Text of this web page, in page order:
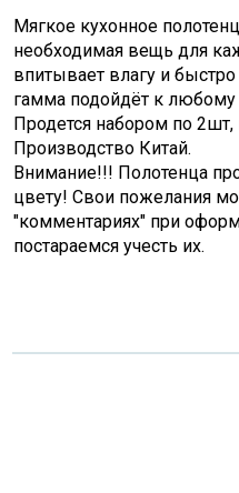
Мягкое кухонное
необходимая вещь для
впитывает влагу и
гамма подойдёт к любому
Продется набором по 2шт,
Производство Китай.
Внимание!!! Полотенца
цвету! Свои пожелания
"комментариях" при
постараемся учесть их.